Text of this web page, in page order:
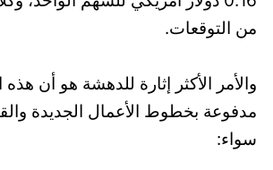
من التوقعات.
والأمر الأكثر إثارة للدهشة هو أن هذه
مدفوعة بخطوط الأعمال الجديدة
سواء: